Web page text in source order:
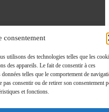
consentement
utilisons des technologies telles que les
des appareils. Le fait de consentir à ces
telles que le comportement de
consentir ou de retirer son consentement
et fonctions.